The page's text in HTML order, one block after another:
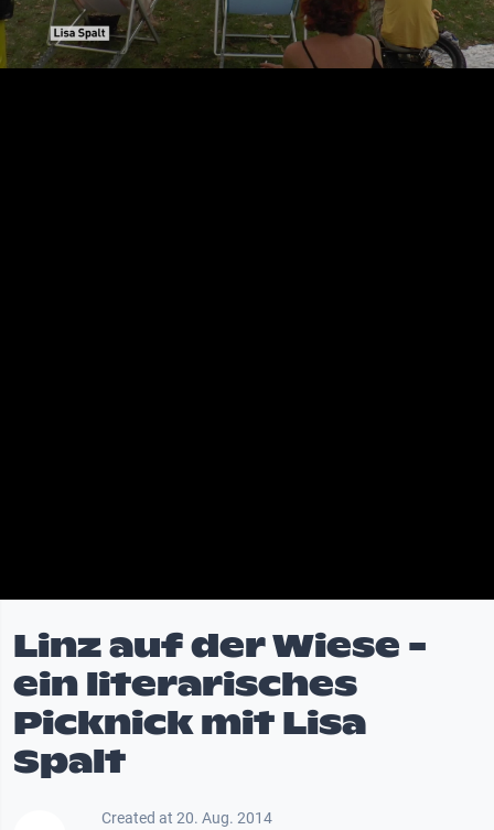
Linz auf der Wiese -
ein literarisches
Picknick mit Lisa
Spalt
Created at 20. Aug. 2014